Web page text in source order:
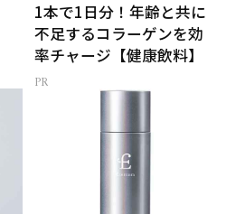
1本で1日分！年齢と共に
不足するコラーゲンを効
率チャージ【健康飲料】